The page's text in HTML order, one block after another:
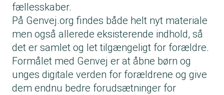
fællesskaber.
På Genvej.org findes både helt nyt materiale
men også allerede eksisterende indhold, så
det er samlet og let tilgængeligt for forældre.
Formålet med Genvej er at åbne børn og
unges digitale verden for forældrene og give
dem endnu bedre forudsætninger for